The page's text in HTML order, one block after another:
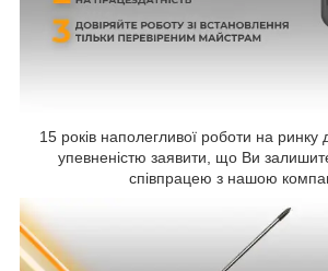
15 років наполегливої роботи на
упевненістю заявити, що Ви
співпрацею з нашою